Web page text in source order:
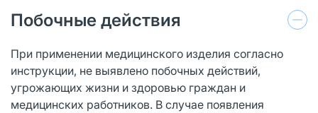
Побочные действия
При применении медицинского изделия согласно
инструкции, не выявлено побочных действий,
угрожающих жизни и здоровью граждан и
медицинских работников. В случае появления